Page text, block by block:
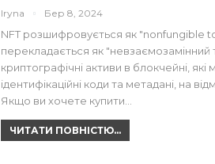
Iryna Бер 8, 2024
NFT розшифровується як "nonfungible
перекладається як "невзаємозамінний
криптографічні активи в блокчейні, які
ідентифікаційні коди та метадані, на
Якщо ви хочете купити…
ЧИТАТИ ПОВНІСТЮ...